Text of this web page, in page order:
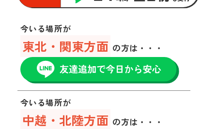
今いる場所が
東北・関東方面 の方は・・・
今いる場所が
中越・北陸方面 の方は・・・